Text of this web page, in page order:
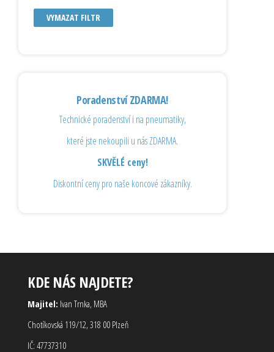
VYMAZAT FILTR
Poradenství ZDARMA!
Technické poradenství i na pneumatiky,
které jste nekoupili u nás ZDARMA.
SKVĚLÉ ceny!
Diskontní ceny pro naše koncové zákazníky.
KDE NÁS NAJDETE?
Majitel: Ivan Trnka, MBA
Chotíkovská 119/12, 318 00 Plzeň
IČ: 47737310